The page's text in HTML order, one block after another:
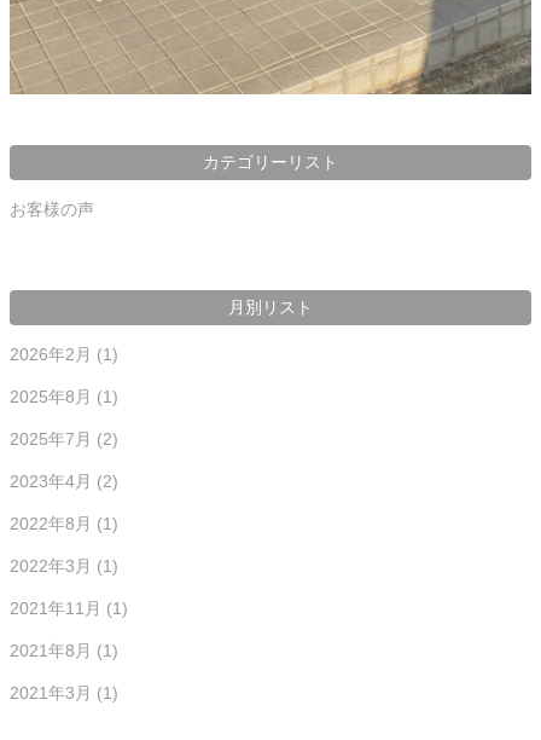
カテゴリーリスト
お客様の声
月別リスト
2026年2月 (1)
2025年8月 (1)
2025年7月 (2)
2023年4月 (2)
2022年8月 (1)
2022年3月 (1)
2021年11月 (1)
2021年8月 (1)
2021年3月 (1)